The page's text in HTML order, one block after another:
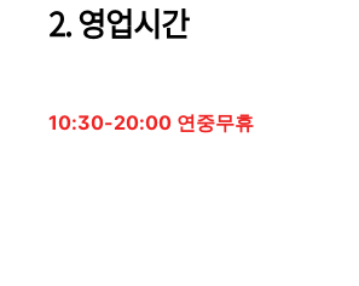
2. 영업시간
10:30-20:00 연중무휴